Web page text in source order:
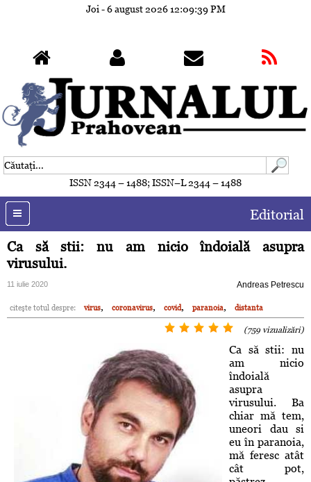
Joi - 6 august 202612:09:42 PM
ISSN 2344 – 1488; ISSN–L 2344 – 1488
Editorial
Ca să stii: nu am nicio îndoială asupra
virusului.
11 iulie 2020 Andreas Petrescu
citeşte totul despre: virus, coronavirus, covid, paranoia, distanta
(759 vizualizări)
Ca să stii: nu
am nicio
îndoială
asupra
virusului. Ba
chiar mă tem,
uneori dau si
eu în paranoia,
mă feresc atât
cât pot,